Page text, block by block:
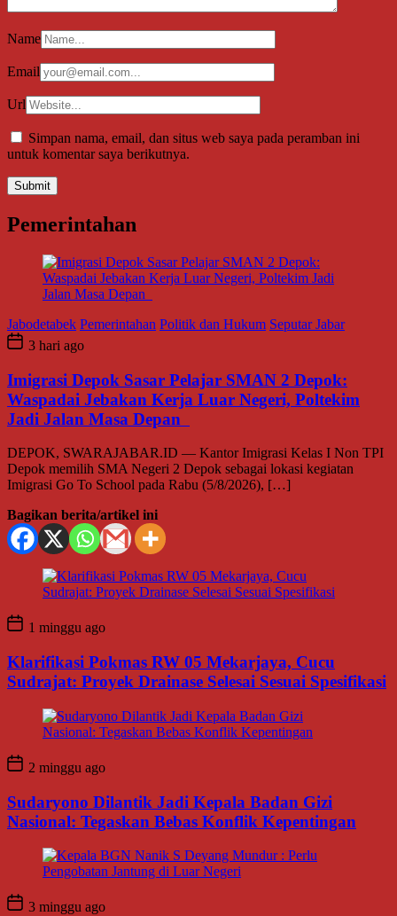
Name
Email
Url
Simpan nama, email, dan situs web saya pada peramban ini
untuk komentar saya berikutnya.
Pemerintahan
Jabodetabek Pemerintahan Politik dan Hukum Seputar Jabar
3 hari ago
Imigrasi Depok Sasar Pelajar SMAN 2 Depok:
Waspadai Jebakan Kerja Luar Negeri, Poltekim
Jadi Jalan Masa Depan
DEPOK, SWARAJABAR.ID — Kantor Imigrasi Kelas I Non TPI
Depok memilih SMA Negeri 2 Depok sebagai lokasi kegiatan
Imigrasi Go To School pada Rabu (5/8/2026), […]
Bagikan berita/artikel ini
1 minggu ago
Klarifikasi Pokmas RW 05 Mekarjaya, Cucu
Sudrajat: Proyek Drainase Selesai Sesuai Spesifikasi
2 minggu ago
Sudaryono Dilantik Jadi Kepala Badan Gizi
Nasional: Tegaskan Bebas Konflik Kepentingan
3 minggu ago